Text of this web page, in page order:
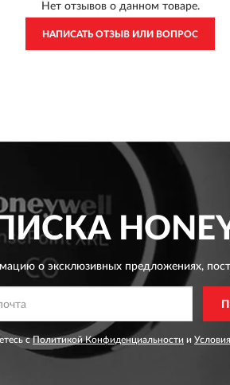
Нет отзывов о данном товаре.
НАПИСАТЬ ОТЗЫВ ИЛИ ВОПРОС
о эксклюзивных предложениях,
сПолитикой Конфиденциальности и